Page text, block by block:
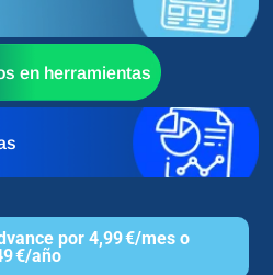
en herramientas
por 4,99 €/mes o
€/año